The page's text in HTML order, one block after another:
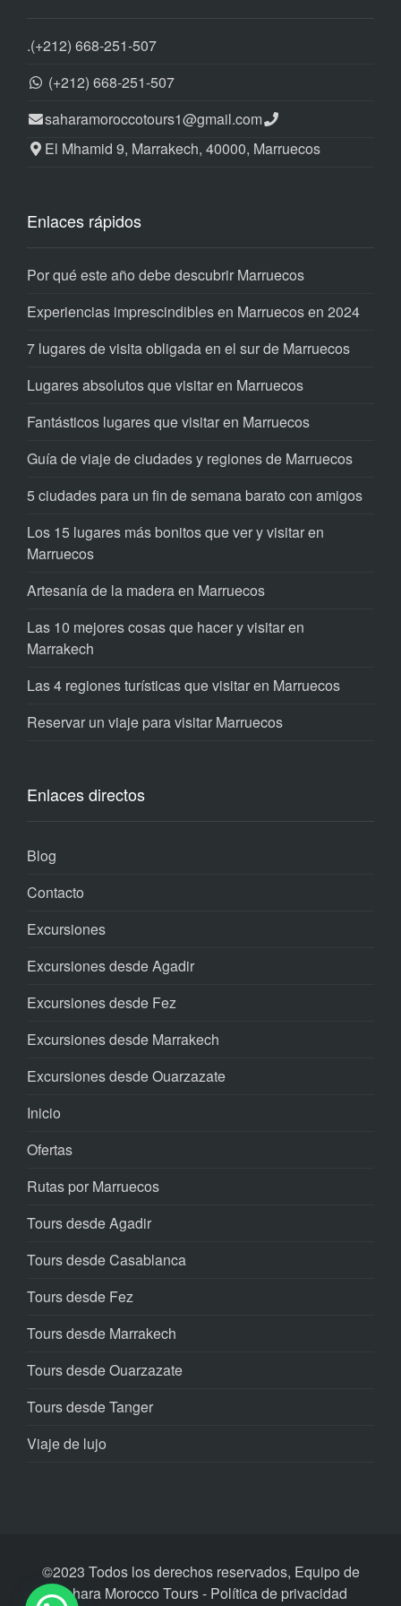
.(+212) 668-251-507
(+212) 668-251-507
saharamoroccotours1@gmail.com
El Mhamid 9, Marrakech, 40000, Marruecos
Enlaces rápidos
Por qué este año debe descubrir Marruecos
Experiencias imprescindibles en Marruecos en 2024
7 lugares de visita obligada en el sur de Marruecos
Lugares absolutos que visitar en Marruecos
Fantásticos lugares que visitar en Marruecos
Guía de viaje de ciudades y regiones de Marruecos
5 ciudades para un fin de semana barato con amigos
Los 15 lugares más bonitos que ver y visitar en
Marruecos
Artesanía de la madera en Marruecos
Las 10 mejores cosas que hacer y visitar en
Marrakech
Las 4 regiones turísticas que visitar en Marruecos
Reservar un viaje para visitar Marruecos
Enlaces directos
Blog
Contacto
Excursiones
Excursiones desde Agadir
Excursiones desde Fez
Excursiones desde Marrakech
Excursiones desde Ouarzazate
Inicio
Ofertas
Rutas por Marruecos
Tours desde Agadir
Tours desde Casablanca
Tours desde Fez
Tours desde Marrakech
Tours desde Ouarzazate
Tours desde Tanger
Viaje de lujo
©2023 Todos los derechos reservados, Equipo de
Sahara Morocco Tours - Política de privacidad